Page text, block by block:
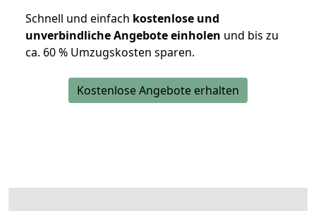
Schnell und einfach kostenlose und
unverbindliche Angebote einholen und bis zu
ca. 60 % Umzugskosten sparen.
Kostenlose Angebote erhalten